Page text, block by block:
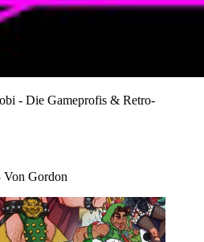
- Die Gameprofis & Retro-
Von Gordon